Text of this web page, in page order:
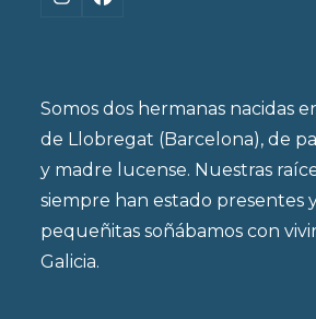
Somos dos hermanas nacidas
de Llobregat (Barcelona), de
y madre lucense. Nuestras
siempre han estado presentes
pequeñitas soñábamos con
Galicia.